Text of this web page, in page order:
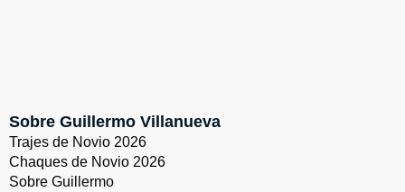
Sobre Guillermo Villanueva
Trajes de Novio 2026
Chaques de Novio 2026
Sobre Guillermo